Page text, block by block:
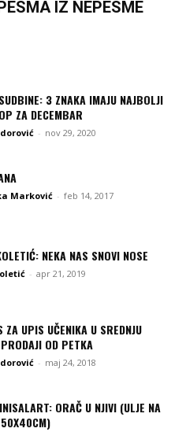
IZ NEPESME
3 ZNAKA IMAJU NAJBOLJI
ZA DECEMBAR
- nov 29, 2020
Marković - feb 14, 2017
NEKA NAS SNOVI NOSE
- apr 21, 2019
ZA UPIS UČENIKA U SREDNJU
OD PETKA
- maj 24, 2018
ORAČ U NJIVI (ULJE NA